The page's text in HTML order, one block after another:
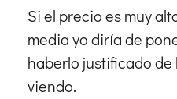
Si el precio es muy
media yo diría de
haberlo justificado de
viendo.